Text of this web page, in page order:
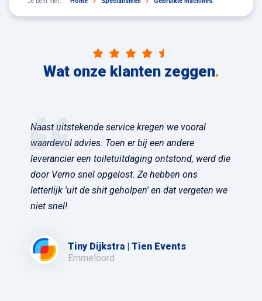
Wat onze klanten zeggen.
Naast uitstekende service kregen we vooral
waardevol advies. Toen er bij een andere
leverancier een toiletuitdaging ontstond, werd die
door Verno snel opgelost. Ze hebben ons
letterlijk 'uit de shit geholpen' en dat vergeten we
niet snel!
Tiny Dijkstra | Tien Events
Emmeloord